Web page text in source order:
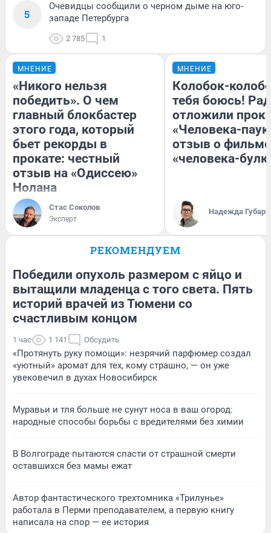
5
Очевидцы сообщили о черном дыме на юго-
западе Петербурга
2 785 1
МНЕНИЕ
«Никого нельзя
победить». О чем
главный блокбастер
этого года, который
бьет рекорды в
прокате: честный
отзыв на «Одиссею»
Нолана
Стас Соколов
Эксперт
МНЕНИЕ
Колобок-
тебя боюсь!
отложили
«Человека-
отзыв о
«человека-
Надежда Губарь
РЕКОМЕНДУЕМ
Победили опухоль размером с яйцо и
вытащили младенца с того света. Пять
историй врачей из Тюмени со
счастливым концом
1 час 1 141 Обсудить
«Протянуть руку помощи»: незрячий парфюмер создал
«уютный» аромат для тех, кому страшно, — он уже
увековечил в духах Новосибирск
Муравьи и тля больше не сунут носа в ваш огород:
народные способы борьбы с вредителями без химии
В Волгограде пытаются спасти от страшной смерти
оставшихся без мамы ежат
Автор фантастического трехтомника «Трилунье»
работала в Перми преподавателем, а первую книгу
написала на спор — ее история